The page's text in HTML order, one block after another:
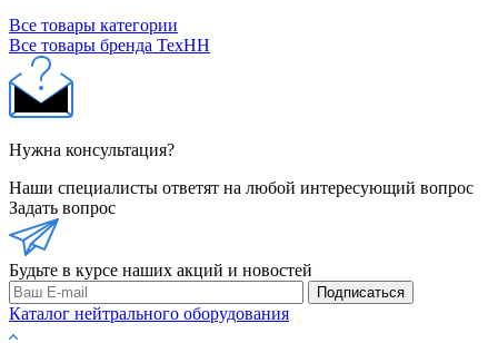
Все товары категории
Все товары бренда ТехНН
Нужна консультация?
Наши специалисты ответят на любой интересующий вопрос
Задать вопрос
Будьте в курсе наших акций и новостей
Подписаться
Каталог нейтрального оборудования